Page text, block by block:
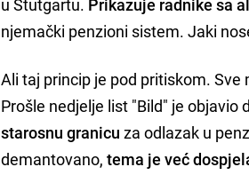
njemački penzioni sistem. Jaki
Ali taj princip je pod pritiskom.
Prošle nedjelje list "Bild" je objavio
starosnu granicu za odlazak u
demantovano,tema je već